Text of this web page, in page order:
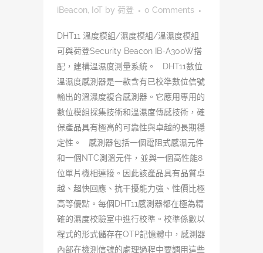
iBeacon, IoT by 荷登 0 Comments
DHT11 溫度模組/濕度模組/溫濕度模組
可與荷登Security Beacon IB-A300W搭
配，建構溫濕度測量系統。 DHT11數位
溫濕度感測器是一款含有已校準數位信號
輸出的溫濕度複合感測器。它應用專用的
數位模組採集技術和溫濕度傳感技術，確
保產品具有極高的可靠性與卓越的長期穩
定性。 感測器包括一個電阻式感濕元件
和一個NTC測溫元件，並與一個高性能8
位單片機相連接。因此該產品具有品質卓
越、超快回應、抗干擾能力強、性價比極
高等優點。每個DHT11感測器都在極為精
確的濕度校驗室中進行校準。校準係數以
程式的形式儲存在OTP記憶體中，感測器
內部在檢測信號的處理過程中要調用這些